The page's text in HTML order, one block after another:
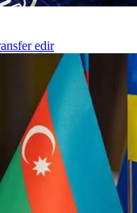
edir